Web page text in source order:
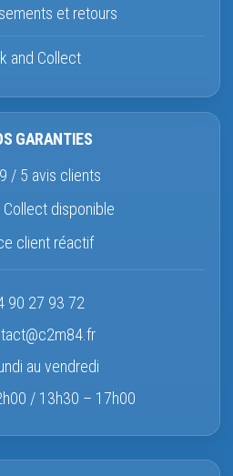
et retours
and Collect
GARANTIES
/ 5 avis clients
Collect disponible
client réactif
90 27 93 72
au vendredi
/ 13h30 – 17h00